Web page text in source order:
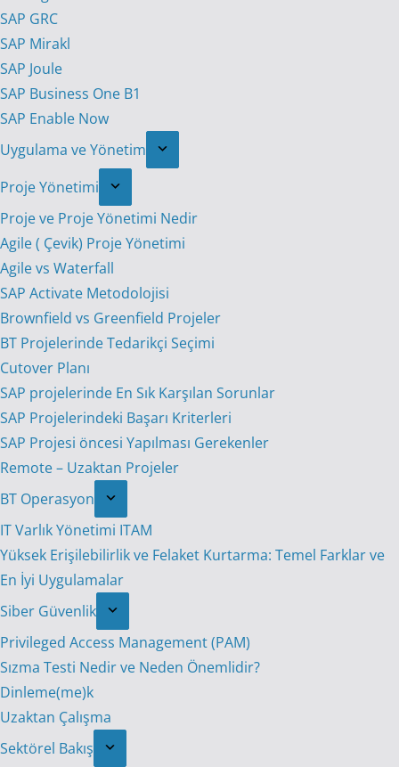
SAP GRC
SAP Mirakl
SAP Joule
SAP Business One B1
SAP Enable Now
Uygulama ve Yönetim
Proje Yönetimi
Proje ve Proje Yönetimi Nedir
Agile ( Çevik) Proje Yönetimi
Agile vs Waterfall
SAP Activate Metodolojisi
Brownfield vs Greenfield Projeler
BT Projelerinde Tedarikçi Seçimi
Cutover Planı
SAP projelerinde En Sık Karşılan Sorunlar
SAP Projelerindeki Başarı Kriterleri
SAP Projesi öncesi Yapılması Gerekenler
Remote – Uzaktan Projeler
BT Operasyon
IT Varlık Yönetimi ITAM
Yüksek Erişilebilirlik ve Felaket Kurtarma: Temel Farklar ve
En İyi Uygulamalar
Siber Güvenlik
Privileged Access Management (PAM)
Sızma Testi Nedir ve Neden Önemlidir?
Dinleme(me)k
Uzaktan Çalışma
Sektörel Bakış